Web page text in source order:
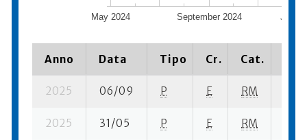
May 2024 September 2024
Anno Data Tipo Cr. Cat.
2025 06/09 P E RM
2025 31/05 P E RM